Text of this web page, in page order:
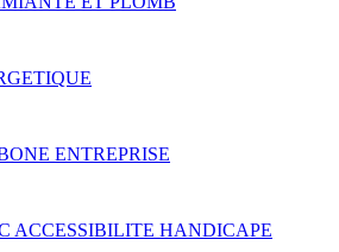
ENTREPRISE
ACCESSIBILITE HANDICAPE